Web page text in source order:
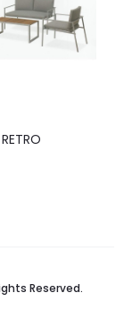
RETRO
Reserved.